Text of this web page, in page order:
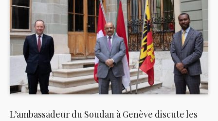
L’ambassadeur du Soudan à Genève discute les